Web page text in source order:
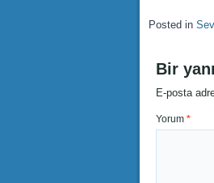
Posted in
Bir
E-posta
Yorum *